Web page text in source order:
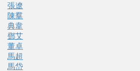
張遼
陳羣
典韋
鄧艾
董卓
馬超
馬岱